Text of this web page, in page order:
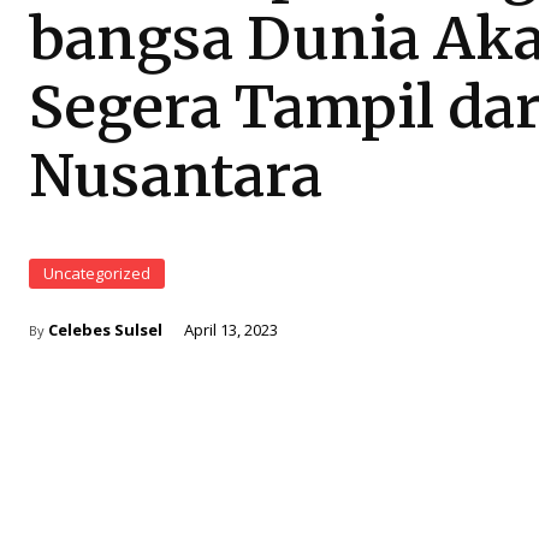
bangsa Dunia
Segera Tampil
Nusantara
Uncategorized
By Celebes Sulsel April 13, 2023